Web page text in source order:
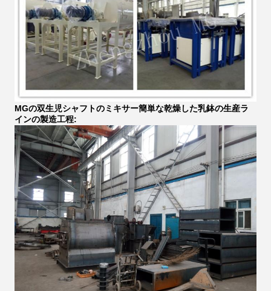
MGの双生児シャフトのミキサー簡単な乾燥した乳鉢の生産ラ
インの製造工程: